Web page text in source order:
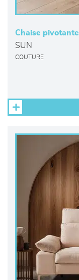
Chaise pivotante
SUN
COUTURE